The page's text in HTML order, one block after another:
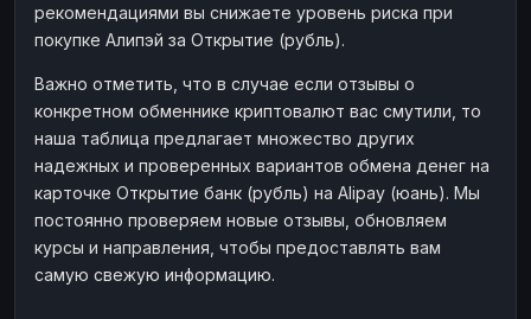
рекомендациями вы снижаете уровень риска при
покупке Алипэй за Открытие (рубль).
Важно отметить, что в случае если отзывы о
конкретном обменнике криптовалют вас смутили, то
наша таблица предлагает множество других
надежных и проверенных вариантов обмена денег на
карточке Открытие банк (рубль) на Alipay (юань). Мы
постоянно проверяем новые отзывы, обновляем
курсы и направления, чтобы предоставлять вам
самую свежую информацию.